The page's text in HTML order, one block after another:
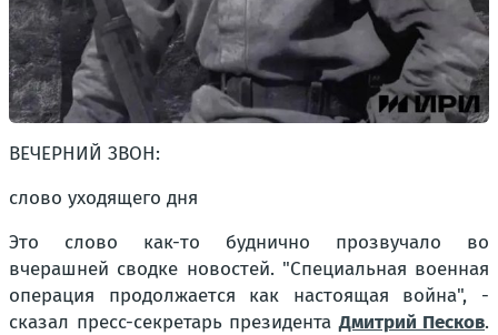
ВЕЧЕРНИЙ ЗВОН:
слово уходящего дня
Это слово как-то буднично прозвучало во
вчерашней сводке новостей. "Специальная военная
операция продолжается как настоящая война", -
сказал пресс-секретарь президентаДмитрий Песков.